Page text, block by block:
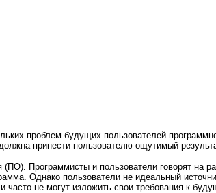
проблем будущих пользователей
принести пользователю ощутимый
Программисты и пользователи говорят на
Однако пользователи не идеальный
часто не могут изложить свои требования к